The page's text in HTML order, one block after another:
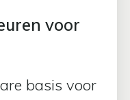
voor
basis voor